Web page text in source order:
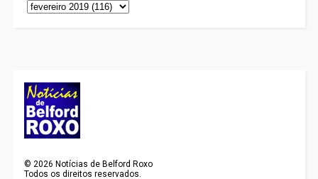
©2026 Notícias de Belford Roxo
Todos os direitos reservados.